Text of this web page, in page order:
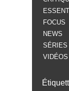
FOCUS
NEWS
SÉRIES
VIDÉOS